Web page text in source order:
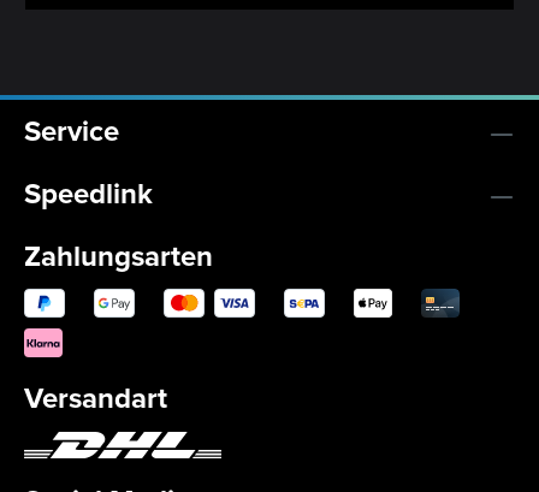
Service
Speedlink
Zahlungsarten
Versandart